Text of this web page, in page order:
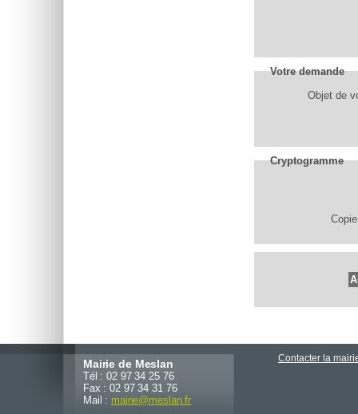
Votre demande
Objet de
Cryptogramme
Mairie de Meslan
Tél : 02 97 34 25 76
Fax : 02 97 34 31 76
Mail : mairie@meslan.fr
Contacter la